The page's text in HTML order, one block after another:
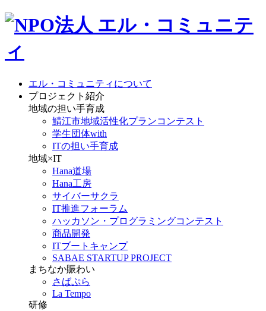
エル・コミュニティについて
プロジェクト紹介
地域の担い手育成
鯖江市地域活性化プランコンテスト
学生団体with
ITの担い手育成
地域×IT
Hana道場
Hana工房
サイバーサクラ
IT推進フォーラム
ハッカソン・プログラミングコンテスト
商品開発
ITブートキャンプ
SABAE STARTUP PROJECT
まちなか賑わい
さばぷら
La Tempo
研修